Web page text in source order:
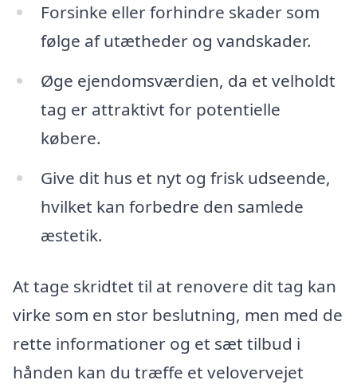
Forsinke eller forhindre skader som
følge af utætheder og vandskader.
Øge ejendomsværdien, da et velholdt
tag er attraktivt for potentielle
købere.
Give dit hus et nyt og frisk udseende,
hvilket kan forbedre den samlede
æstetik.
At tage skridtet til at renovere dit tag kan
virke som en stor beslutning, men med de
rette informationer og et sæt tilbud i
hånden kan du træffe et velovervejet